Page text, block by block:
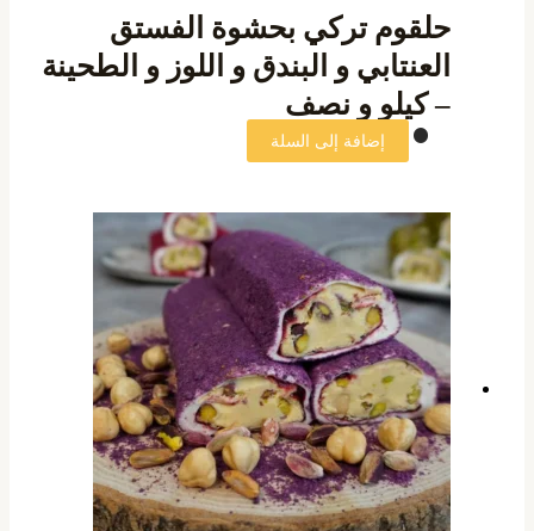
حلقوم تركي بحشوة الفستق
العنتابي و البندق و اللوز و الطحينة
– كيلو و نصف
إضافة إلى السلة